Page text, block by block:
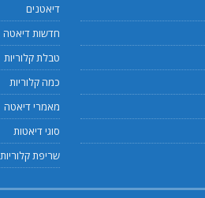
דיאטנים
חדשות דיאטה
טבלת קלוריות
כמה קלוריות
מאמרי דיאטה
סוגי דיאטות
שריפת קלוריות